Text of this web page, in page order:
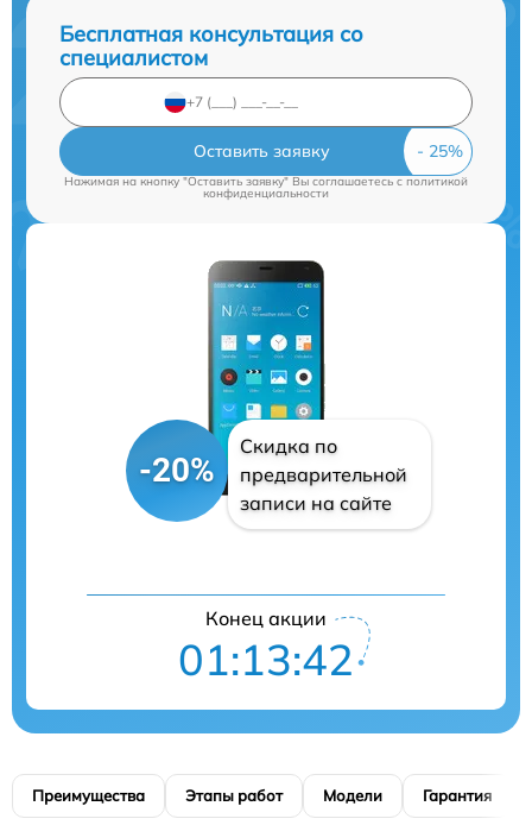
Бесплатная консультация со
специалистом
Оставить заявку
Нажимая на кнопку "Оставить заявку" Вы соглашаетесь cполитикой
конфиденциальности
-20%
Скидка по
предварительной
записи на сайте
Конец акции
01:13:41
Преимущества Этапы работ Модели Гарантия